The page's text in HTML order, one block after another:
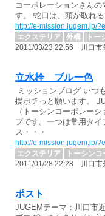
コーポレーションさん
す。 蛇口は、頭が取れ
http://e-mission.jugem.jp/
エクステリア
外構 ト
2011/03/23 22:56 川口市
立水栓 ブルー色
ミッションブログ いつ
援ポチっと願います。
（トーシンコーポレー
プです。一つは常用タ
ス・・・
http://e-mission.jugem.jp/
エクステリア
トーシン
2011/01/28 22:28 川口市
ポスト
JUGEMテーマ：川口市